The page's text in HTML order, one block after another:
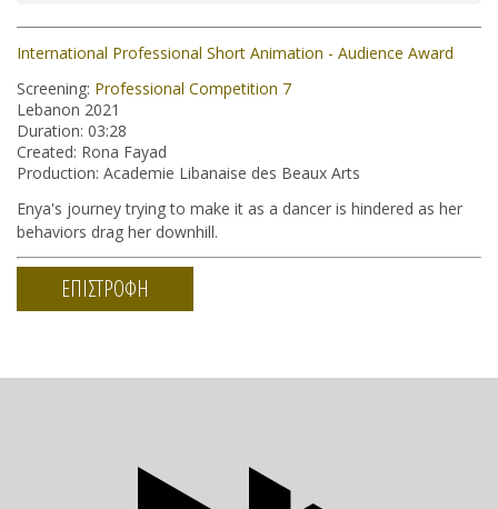
International Professional Short Animation - Audience Award
Screening: Professional Competition 7
Lebanon 2021
Duration: 03:28
Created: Rona Fayad
Production: Academie Libanaise des Beaux Arts
Enya's journey trying to make it as a dancer is hindered as her
behaviors drag her downhill.
ΕΠΙΣΤΡΟΦΗ